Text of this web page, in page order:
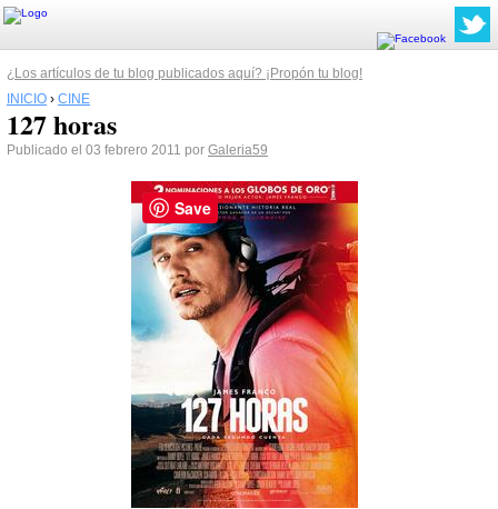
¿Los artículos de tu blog publicados aquí? ¡Propón tu blog!
INICIO › CINE
127 horas
Publicado el 03 febrero 2011 por Galeria59
Save